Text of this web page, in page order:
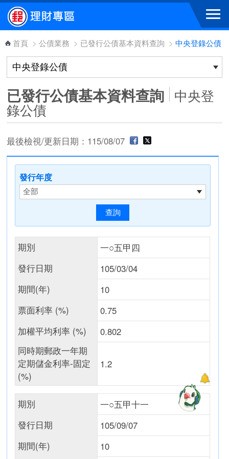
跳到主要內容區塊
首頁 > 公債業務 > 已發行公債基本資料查詢 > 中央登錄公債
已發行公債基本資料查詢 中央登
錄公債
最後檢視/更新日期：115/08/07
發行年度
期別
一○五甲四
發行日期
105/03/04
期間(年)
10
票面利率 (%)
0.75
加權平均利率 (%)
0.802
同時期郵政一年期
定期儲金利率-固定
(%)
1.2
期別
一○五甲十一
發行日期
105/09/07
期間(年)
10